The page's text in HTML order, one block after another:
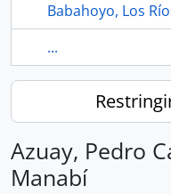
Babahoyo, Los
...
Azuay, Pedro
Manabí